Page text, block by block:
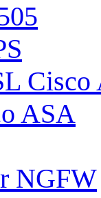
Cisco
ASA
NGFW